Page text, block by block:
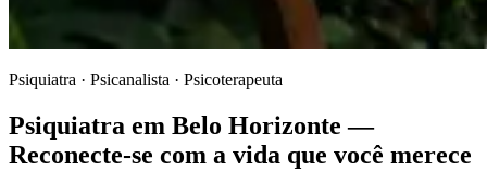
Psiquiatra · Psicanalista · Psicoterapeuta
Psiquiatra em Belo Horizonte —
Reconecte-se com a vida que você merece